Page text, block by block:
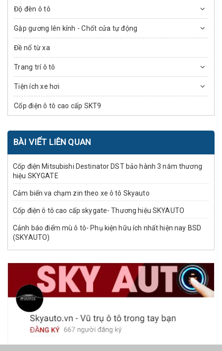
Độ đèn ô tô
Gập gương lên kính - Chốt cửa tự động
Đề nổ từ xa
Trang trí ô tô
Tiện ích xe hơi
Cốp điện ô tô cao cấp SKT9
BÀI VIẾT LIÊN QUAN
Cốp điện Mitsubishi Destinator DST bảo hành 3 năm thương
hiệu SKYGATE
Cảm biến va chạm zin theo xe ô tô Skyauto
Cốp điện ô tô cao cấp skygate- Thương hiệu SKYAUTO
Cảnh báo điểm mù ô tô- Phụ kiện hữu ích nhất hiện nay BSD
(SKYAUTO)